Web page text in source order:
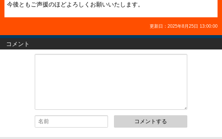
今後ともご声援のほどよろしくお願いいたします。
更新日：2025年8月25日 13:00:00
コメント
コメントする